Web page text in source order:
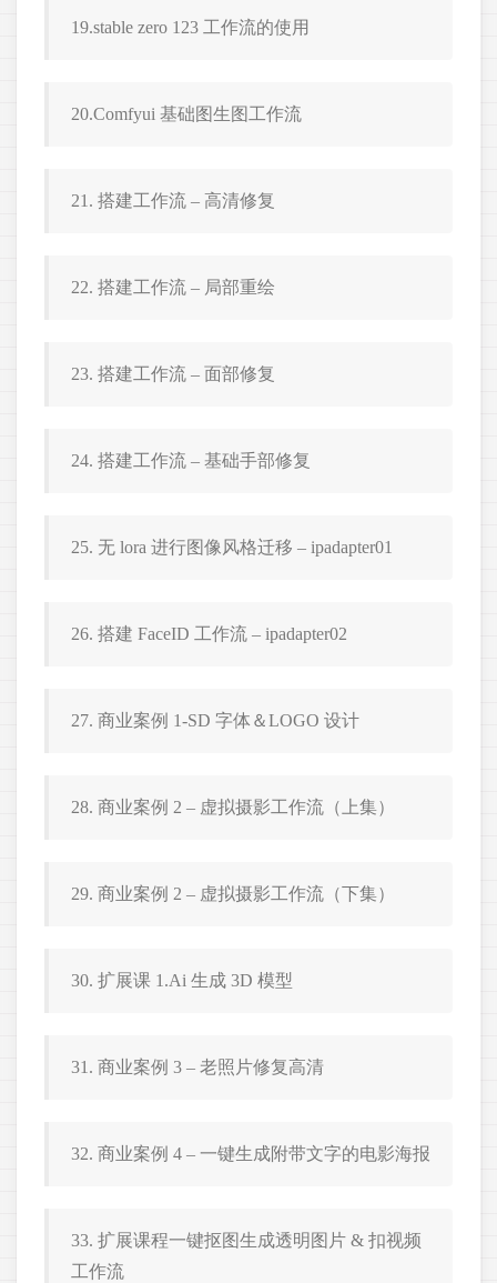
19.stable zero 123 工作流的使用
20.Comfyui 基础图生图工作流
21. 搭建工作流 – 高清修复
22. 搭建工作流 – 局部重绘
23. 搭建工作流 – 面部修复
24. 搭建工作流 – 基础手部修复
25. 无 lora 进行图像风格迁移 – ipadapter01
26. 搭建 FaceID 工作流 – ipadapter02
27. 商业案例 1-SD 字体＆LOGO 设计
28. 商业案例 2 – 虚拟摄影工作流（上集）
29. 商业案例 2 – 虚拟摄影工作流（下集）
30. 扩展课 1.Ai 生成 3D 模型
31. 商业案例 3 – 老照片修复高清
32. 商业案例 4 – 一键生成附带文字的电影海报
33. 扩展课程一键抠图生成透明图片 & 扣视频
工作流